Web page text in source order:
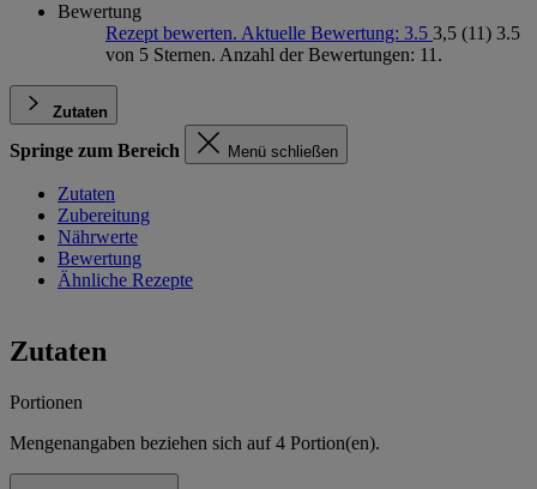
Bewertung
Rezept bewerten. Aktuelle Bewertung: 3.5 3,5 (11) 3.5
von 5 Sternen. Anzahl der Bewertungen: 11.
Zutaten
Springe zum Bereich Menü schließen
Zutaten
Zubereitung
Nährwerte
Bewertung
Ähnliche Rezepte
Zutaten
Portionen
Mengenangaben beziehen sich auf4 Portion(en).